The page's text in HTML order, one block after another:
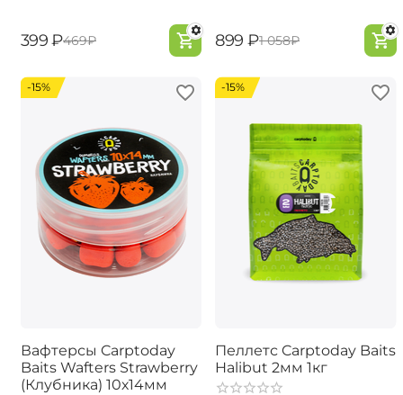
‍399‍ ₽‍469‍₽ ‍899‍ ₽‍1 058‍₽
-15%
Вафтерсы Carptoday
Baits Wafters Strawberry
(Клубника) 10х14мм
-15%
Пеллетс Carptoday Baits
Halibut 2мм 1кг